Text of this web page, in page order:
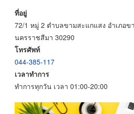
ที่อยู่
72/1 หมู่ 2 ตำบลขามสะแกแสง อำเภอข
นครราชสีมา 30290
โทรศัพท์
044-385-117
เวลาทำการ
ทำการทุกวัน เวลา 01:00-20:00